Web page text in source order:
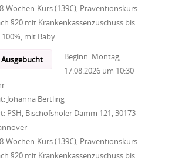
Wochen-Kurs (139€), Präventionskurs
§20 mit Krankenkassenzuschuss bis
100%, mit Baby
Ausgebucht Beginn: Montag,
17.08.2026 um 10:30
Johanna Bertling
PSH, Bischofsholer Damm 121, 30173
Wochen-Kurs (139€), Präventionskurs
§20 mit Krankenkassenzuschuss bis